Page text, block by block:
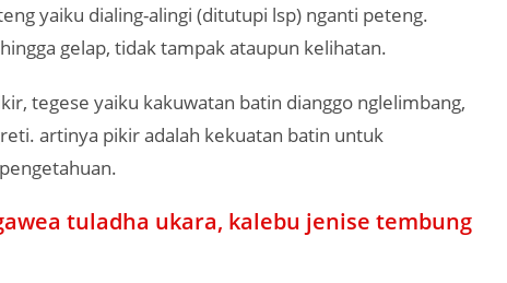
yaiku dialing-alingi (ditutupi lsp) nganti peteng.
gelap, tidak tampak ataupun kelihatan.
tegese yaiku kakuwatan batin dianggo nglelimbang,
artinya pikir adalah kekuatan batin untuk
tuladha ukara, kalebu jenise tembung